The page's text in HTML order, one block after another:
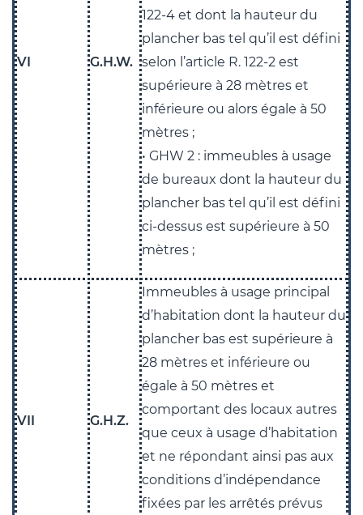
VI G.H.W.
122-4 et dont la hauteur du
plancher bas tel qu’il est défini
selon l’article R. 122-2 est
supérieure à 28 mètres et
inférieure ou alors égale à 50
mètres ;
• GHW 2 : immeubles à usage
de bureaux dont la hauteur du
plancher bas tel qu’il est défini
ci-dessus est supérieure à 50
mètres ;
VII G.H.Z.
Immeubles à usage principal
d’habitation dont la hauteur du
plancher bas est supérieure à
28 mètres et inférieure ou
égale à 50 mètres et
comportant des locaux autres
que ceux à usage d’habitation
et ne répondant ainsi pas aux
conditions d’indépendance
fixées par les arrêtés prévus